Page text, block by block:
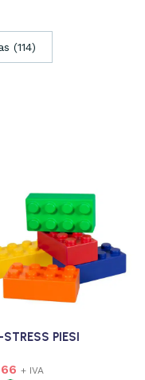
(114)
PIESI
+ IVA